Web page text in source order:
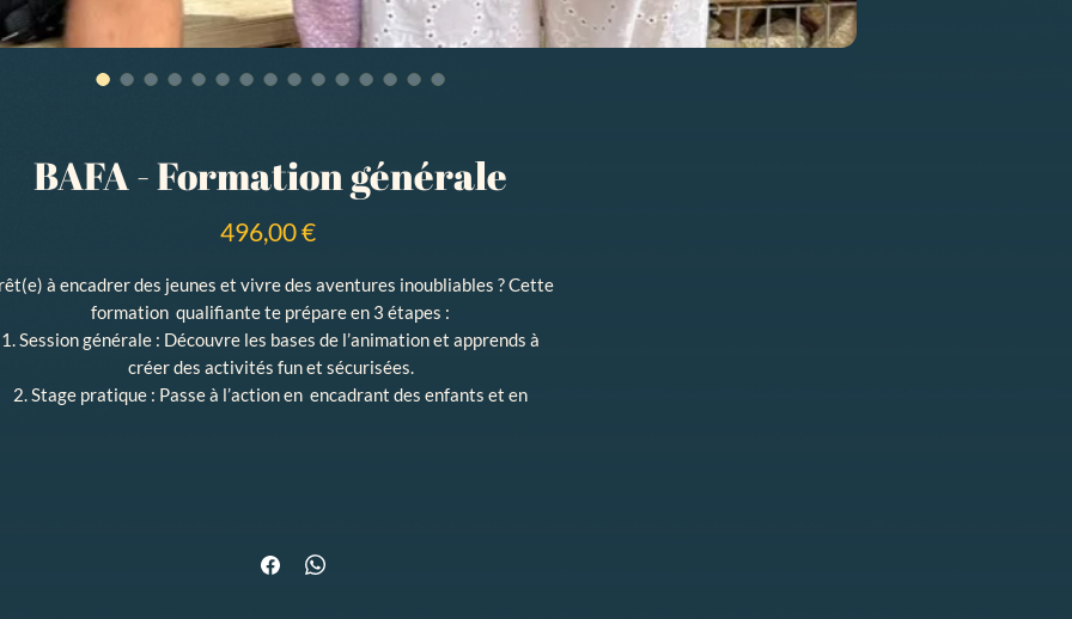
BAFA - Formation générale
496,00 €Prix
à encadrer des jeunes et vivre des aventures inoubliables ? Cette
formation qualifiante te prépare en 3 étapes :
1. Session générale : Découvre les bases de l’animation et apprends à
créer des activités fun et sécurisées.
2. Stage pratique : Passe à l’action en encadrant des enfants et en
pratique, motivant et fun,.